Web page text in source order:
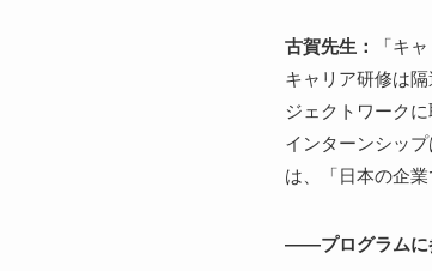
古賀先生：
「キ
キャリア研修は
ジェクトワークに
インターンシッ
は、「日本の企
――プログラムに